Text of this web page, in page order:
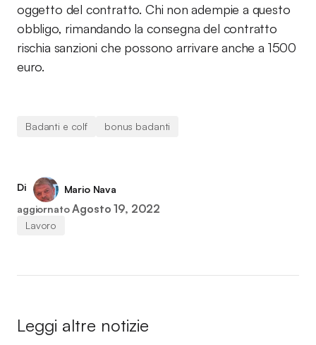
oggetto del contratto. Chi non adempie a questo
obbligo, rimandando la consegna del contratto
rischia sanzioni che possono arrivare anche a 1500
euro.
Badanti e colf bonus badanti
Di
Mario Nava
aggiornato Agosto 19, 2022
Lavoro
Leggi altre notizie